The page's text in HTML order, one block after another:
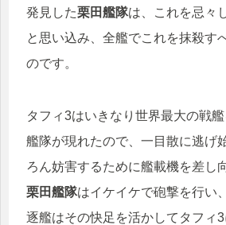
発見した栗田艦隊は、これを忌々
と思い込み、全艦でこれを抹殺す
のです。
タフィ3はいきなり世界最大の戦
艦隊が現れたので、一目散に逃げ
ろん妨害するために艦載機を差し
栗田艦隊はイケイケで砲撃を行い
逐艦はその快足を活かしてタフィ3